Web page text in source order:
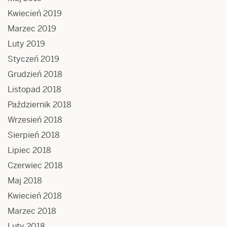
Kwiecień 2019
Marzec 2019
Luty 2019
Styczeń 2019
Grudzień 2018
Listopad 2018
Październik 2018
Wrzesień 2018
Sierpień 2018
Lipiec 2018
Czerwiec 2018
Maj 2018
Kwiecień 2018
Marzec 2018